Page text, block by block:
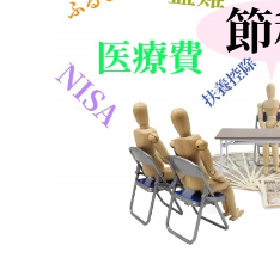
買い替えのタイミングについて
教えてもらってよかったTOP8
大阪市住みたい「駅」TOP10
マンション売却した理由TOP7
売却にかかった期間TOP5